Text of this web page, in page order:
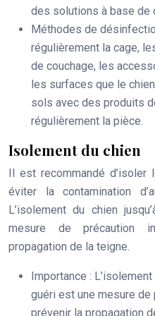
des solutions à base de
Méthodes de
régulièrement la cage,
de couchage, les
les surfaces que le
sols avec des produits
régulièrement la pièce.
Isolement du chien
Il est recommandé
éviter la contamination
L’isolement du chien
mesure de précaution
propagation de la teigne.
Importance :
guéri est une mesure
prévenir la propagation